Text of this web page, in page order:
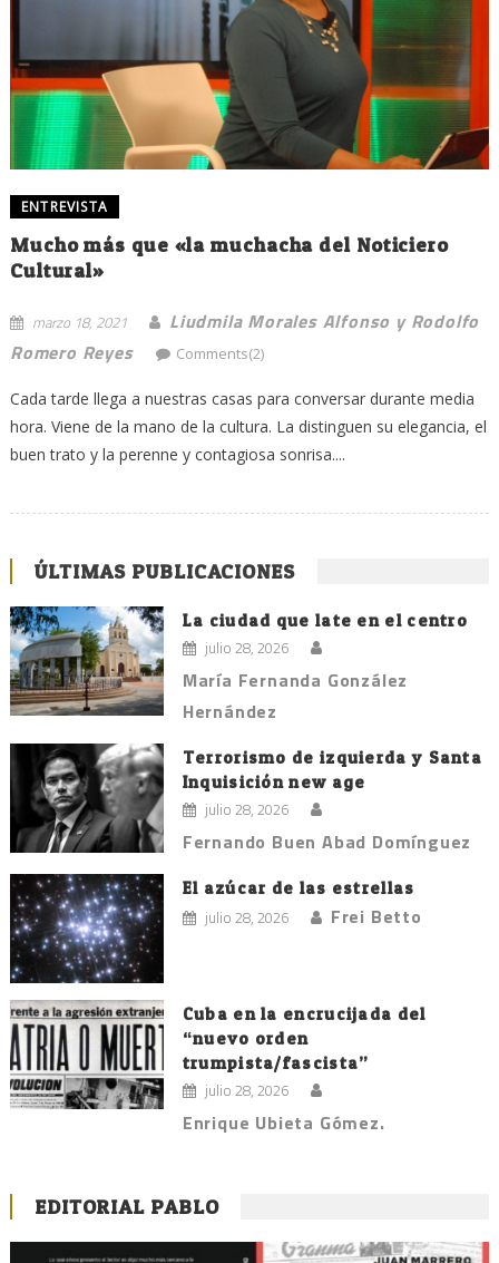
ENTREVISTA
Mucho más que «la muchacha del Noticiero
Cultural»
marzo 18, 2021
Liudmila Morales Alfonso y Rodolfo
Romero Reyes
Comments(2)
Cada tarde llega a nuestras casas para conversar durante media
hora. Viene de la mano de la cultura. La distinguen su elegancia, el
buen trato y la perenne y contagiosa sonrisa....
ÚLTIMAS PUBLICACIONES
La ciudad que late en el centro
julio 28, 2026
María Fernanda González
Hernández
Terrorismo de izquierda y Santa
Inquisición new age
julio 28, 2026
Fernando Buen Abad Domínguez
El azúcar de las estrellas
julio 28, 2026 Frei Betto
Cuba en la encrucijada del
“nuevo orden
trumpista/fascista”
julio 28, 2026
Enrique Ubieta Gómez.
EDITORIAL PABLO